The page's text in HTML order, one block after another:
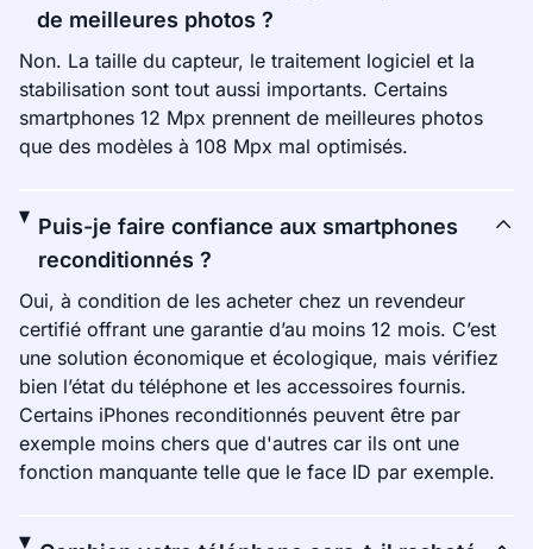
de meilleures photos ?
Non. La taille du capteur, le traitement logiciel et la
stabilisation sont tout aussi importants. Certains
smartphones 12 Mpx prennent de meilleures photos
que des modèles à 108 Mpx mal optimisés.
Puis-je faire confiance aux smartphones
reconditionnés ?
Oui, à condition de les acheter chez un revendeur
certifié offrant une garantie d’au moins 12 mois. C’est
une solution économique et écologique, mais vérifiez
bien l’état du téléphone et les accessoires fournis.
Certains iPhones reconditionnés peuvent être par
exemple moins chers que d'autres car ils ont une
fonction manquante telle que le face ID par exemple.